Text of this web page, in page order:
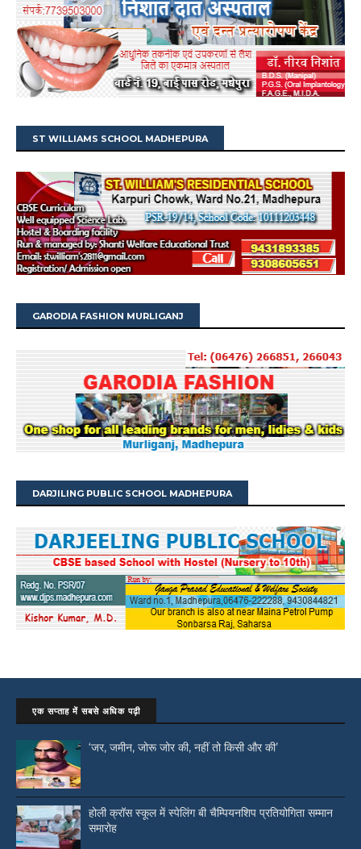
ST WILLIAMS SCHOOL MADHEPURA
GARODIA FASHION MURLIGANJ
DARJILING PUBLIC SCHOOL MADHEPURA
एक सप्ताह में सबसे अधिक पढ़ी
‘जर, जमीन, जोरू जोर की, नहीं तो किसी और की’
होली क्रॉस स्कूल में स्पेलिंग बी चैम्पियनशिप प्रतियोगिता सम्मान
समारोह